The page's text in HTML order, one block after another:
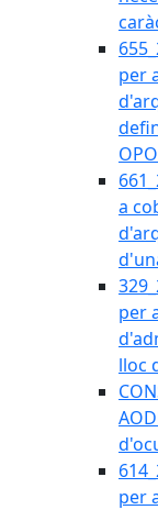
per
a
per
lloc
per